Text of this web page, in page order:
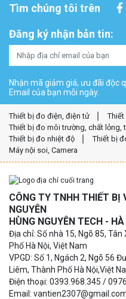
Tìm chúng tôi trên
Đăng ký nhận bản tin:
Nhận mã giảm giá, ưu đãi độc
Email của bạn mỗi ngày.
Thiết bị đo điện, điện tử
Thiết bị đo môi trường, chất lỏng,
Thiết bị đo nhiệt độ
Thiết bị
Máy nội soi, Camera
CÔNG TY TNHH THIẾT BỊ
NGUYÊN
HÙNG NGUYÊN TECH - HÀ
Địa chỉ: Số nhà 15, Ngõ 85,
Phố Hà Nội, Việt Nam
VPGD: Số 1, Ngách 2, Ngõ 56
Liêm, Thành Phố Hà Nội,Việt
Điện thoại: 0393.968.345 /
Email: